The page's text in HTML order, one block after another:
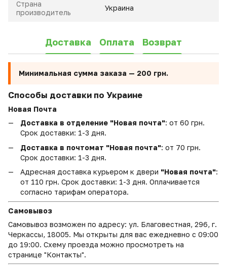
Страна
производитель
Украина
Доставка Оплата Возврат
Минимальная сумма заказа — 200 грн.
Способы доставки по Украине
Новая Почта
Доставка в отделение "Новая почта": от 60 грн.
Срок доставки: 1-3 дня.
Доставка в почтомат "Новая почта": от 70 грн.
Срок доставки: 1-3 дня.
Адресная доставка курьером к двери "Новая почта":
от 110 грн. Срок доставки: 1-3 дня. Оплачивается
согласно тарифам оператора.
Самовывоз
Самовывоз возможен по адресу: ул. Благовестная, 296, г.
Черкассы, 18005. Мы открыты для вас ежедневно с 09:00
до 19:00. Схему проезда можно просмотреть на
странице "Контакты".